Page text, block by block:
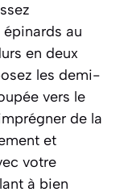
au
en deux
les demi-
vers le
de la
et
votre
à bien